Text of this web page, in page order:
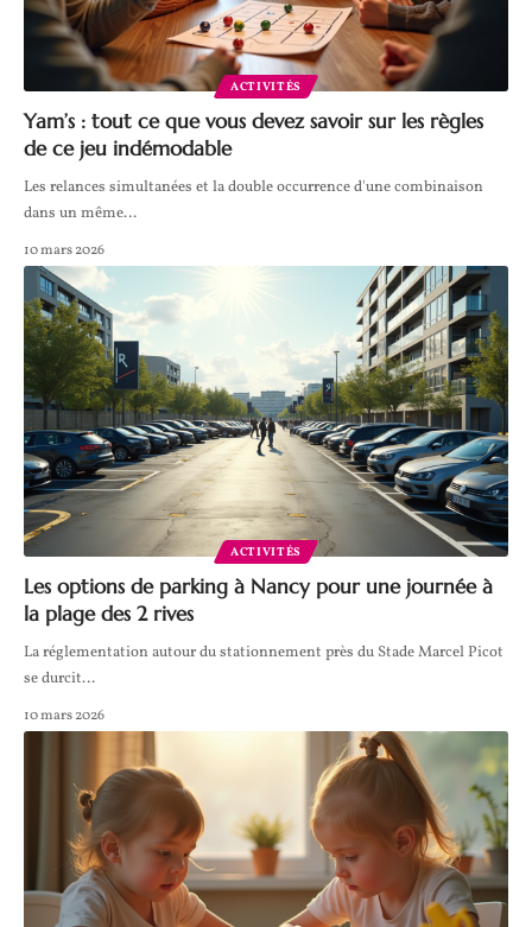
ACTIVITÉS
Yam’s : tout ce que vous devez savoir sur les règles
de ce jeu indémodable
Les relances simultanées et la double occurrence d'une combinaison
dans un même…
10 mars 2026
ACTIVITÉS
Les options de parking à Nancy pour une journée à
la plage des 2 rives
La réglementation autour du stationnement près du Stade Marcel Picot
se durcit…
10 mars 2026